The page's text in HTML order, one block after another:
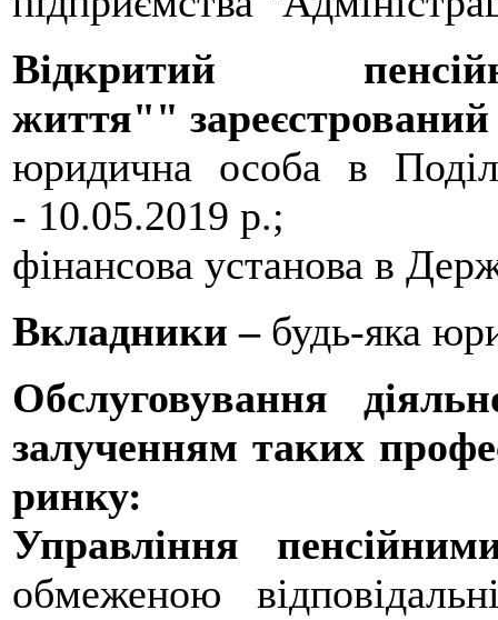
Відкритий
життя""
юридична особа в
- 10.05.2019 р.;
фінансова установа в
Вкладники –будь-яка
Обслуговування
залученням таких
ринку:
Управління
обмеженою